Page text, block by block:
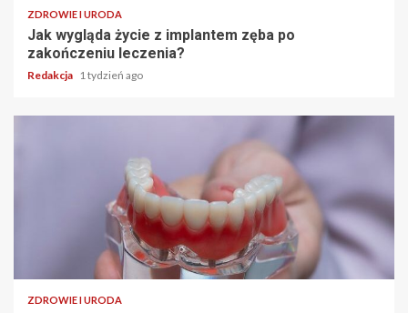
ZDROWIE I URODA
Jak wygląda życie z implantem zęba po
zakończeniu leczenia?
Redakcja 1 tydzień ago
ZDROWIE I URODA